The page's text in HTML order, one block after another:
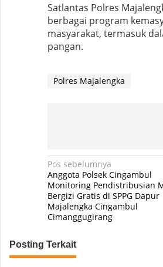
Satlantas Polres
berbagai program
masyarakat, termasuk
pangan.
Polres Majalengka
Navigasi
pos
Pos sebelumnya
Anggota Polsek Cingambul
Monitoring Pendistribusian
Bergizi Gratis di SPPG Dapur
Majalengka Cingambul
Cimanggugirang
Posting Terkait